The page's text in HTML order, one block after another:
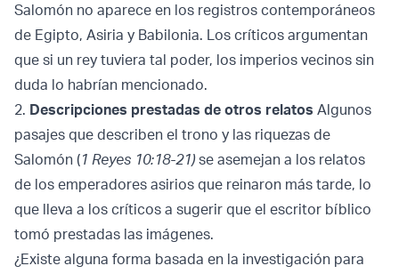
Salomón no aparece en los registros contemporáneos
de Egipto, Asiria y Babilonia. Los críticos argumentan
que si un rey tuviera tal poder, los imperios vecinos sin
duda lo habrían mencionado.
2. Descripciones prestadas de otros relatos Algunos
pasajes que describen el trono y las riquezas de
Salomón (1 Reyes 10:18-21)se asemejan a los relatos
de los emperadores asirios que reinaron más tarde, lo
que lleva a los críticos a sugerir que el escritor bíblico
tomó prestadas las imágenes.
¿Existe alguna forma basada en la investigación para